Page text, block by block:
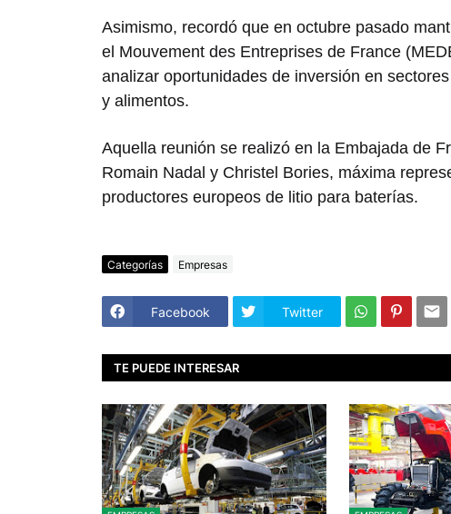
Asimismo, recordó que en octubre pasado
el Mouvement des Entreprises de France
analizar oportunidades de inversión en
y alimentos.
Aquella reunión se realizó en la Embajada de
Romain Nadal y Christel Bories, máxima
productores europeos de litio para baterías.
Categorías Empresas
Facebook Twitter
TE PUEDE INTERESAR